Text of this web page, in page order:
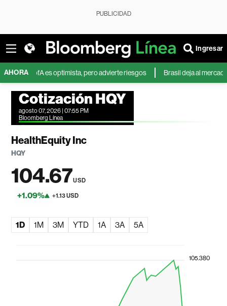
PUBLICIDAD
Ingresar
AHORA
BofA es optimista, pero advierte riesgos Brasil deja al mercado
Cotización HQY
agosto 07, 2026 | 07:55 PM
Bloomberg Línea
HealthEquity Inc
HQY
104.67USD
+1.09% +1.13 USD
1D 1M 3M YTD 1A 3A 5A
105.380